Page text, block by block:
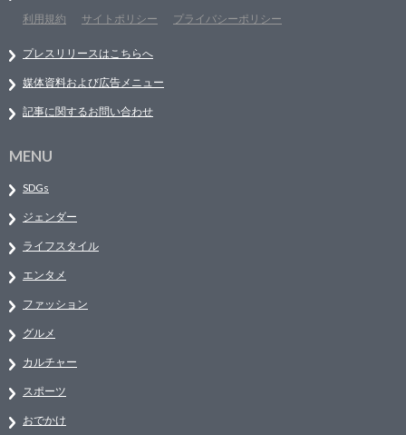
利用規約
サイトポリシー プライバシーポリシー
プレスリリースはこちらへ
媒体資料および広告メニュー
記事に関するお問い合わせ
MENU
SDGs
ジェンダー
ライフスタイル
エンタメ
ファッション
グルメ
カルチャー
スポーツ
おでかけ